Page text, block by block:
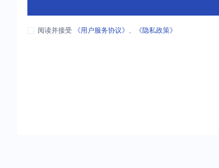
阅读并接受 《用户服务协议》 、 《隐私政策》